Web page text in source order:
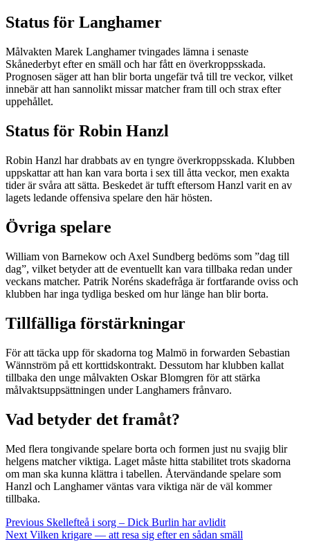
Status för Langhamer
Målvakten Marek Langhamer tvingades lämna i senaste
Skånederbyt efter en smäll och har fått en överkroppsskada.
Prognosen säger att han blir borta ungefär två till tre veckor, vilket
innebär att han sannolikt missar matcher fram till och strax efter
uppehållet.
Status för Robin Hanzl
Robin Hanzl har drabbats av en tyngre överkroppsskada. Klubben
uppskattar att han kan vara borta i sex till åtta veckor, men exakta
tider är svåra att sätta. Beskedet är tufft eftersom Hanzl varit en av
lagets ledande offensiva spelare den här hösten.
Övriga spelare
William von Barnekow och Axel Sundberg bedöms som ”dag till
dag”, vilket betyder att de eventuellt kan vara tillbaka redan under
veckans matcher. Patrik Noréns skadefråga är fortfarande oviss och
klubben har inga tydliga besked om hur länge han blir borta.
Tillfälliga förstärkningar
För att täcka upp för skadorna tog Malmö in forwarden Sebastian
Wännström på ett korttidskontrakt. Dessutom har klubben kallat
tillbaka den unge målvakten Oskar Blomgren för att stärka
målvaktsuppsättningen under Langhamers frånvaro.
Vad betyder det framåt?
Med flera tongivande spelare borta och formen just nu svajig blir
helgens matcher viktiga. Laget måste hitta stabilitet trots skadorna
om man ska kunna klättra i tabellen. Återvändande spelare som
Hanzl och Langhamer väntas vara viktiga när de väl kommer
tillbaka.
Continue
Reading
Previous Skellefteå i sorg – Dick Burlin har avlidit
Next Vilken krigare — att resa sig efter en sådan smäll